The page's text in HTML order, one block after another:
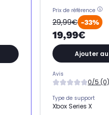
Prix de référence
29,99€ -33%
19,99€
Ajouter
Avis
0/5 (0)
Type de support
Xbox Series X